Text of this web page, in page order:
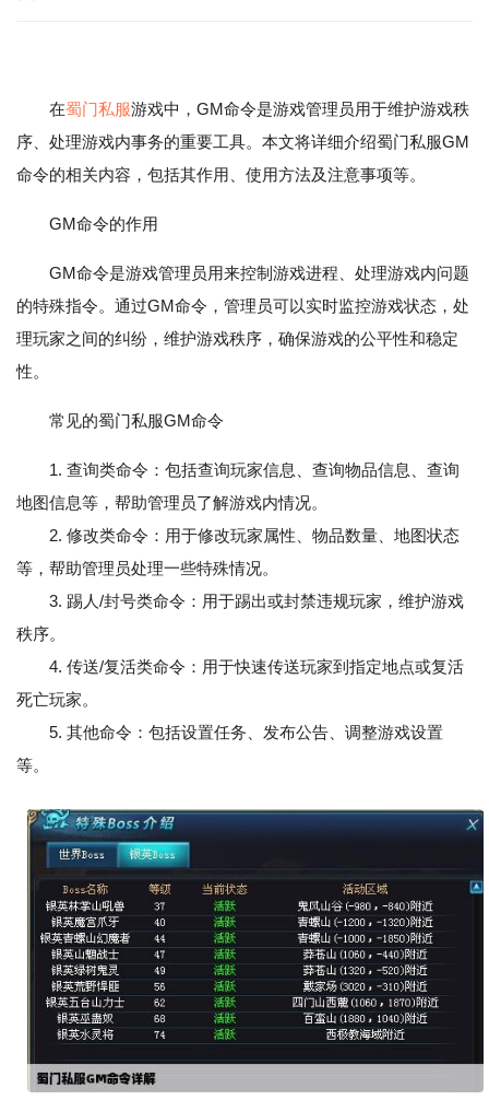
在蜀门私服游戏中，GM命令是游戏管理员用于维护游戏秩
序、处理游戏内事务的重要工具。本文将详细介绍蜀门私服GM
命令的相关内容，包括其作用、使用方法及注意事项等。
GM命令的作用
GM命令是游戏管理员用来控制游戏进程、处理游戏内问题
的特殊指令。通过GM命令，管理员可以实时监控游戏状态，处
理玩家之间的纠纷，维护游戏秩序，确保游戏的公平性和稳定
性。
常见的蜀门私服GM命令
1. 查询类命令：包括查询玩家信息、查询物品信息、查询
地图信息等，帮助管理员了解游戏内情况。
2. 修改类命令：用于修改玩家属性、物品数量、地图状态
等，帮助管理员处理一些特殊情况。
3. 踢人/封号类命令：用于踢出或封禁违规玩家，维护游戏
秩序。
4. 传送/复活类命令：用于快速传送玩家到指定地点或复活
死亡玩家。
5. 其他命令：包括设置任务、发布公告、调整游戏设置
等。